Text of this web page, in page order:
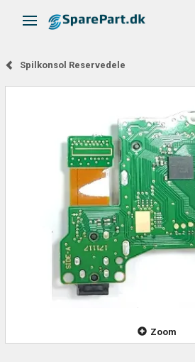
Skifte navigation
Spilkonsol Reservedele
Zoom